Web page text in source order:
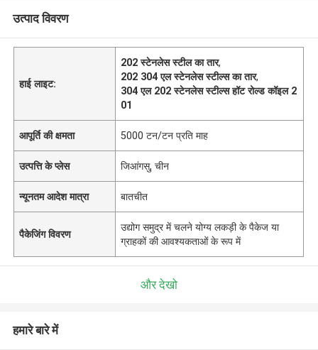
उत्पाद विवरण
हाई लाइट:
202 स्टेनलेस स्टील का तार,
202 304 एल स्टेनलेस स्टील्स का तार,
304 एल 202 स्टेनलेस स्टील्स हॉट रोल्ड कॉइल 2
01
आपूर्ति की क्षमता 5000 टन/टन प्रति माह
उत्पत्ति के प्लेस जिआंगसु, चीन
न्यूनतम आदेश मात्रा बातचीत
पैकेजिंग विवरण
उद्योग समुद्र में चलने योग्य लकड़ी के पैकेज या
ग्राहकों की आवश्यकताओं के रूप में
और देखो
हमारे बारे में